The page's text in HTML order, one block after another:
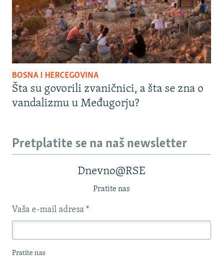
BOSNA I HERCEGOVINA
Šta su govorili zvaničnici, a šta se zna o
vandalizmu u Međugorju?
Pretplatite se na naš newsletter
Dnevno@RSE
Pratite nas
Vaša e-mail adresa *
Pratite nas